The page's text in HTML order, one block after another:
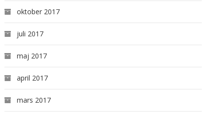
oktober 2017
juli 2017
maj 2017
april 2017
mars 2017